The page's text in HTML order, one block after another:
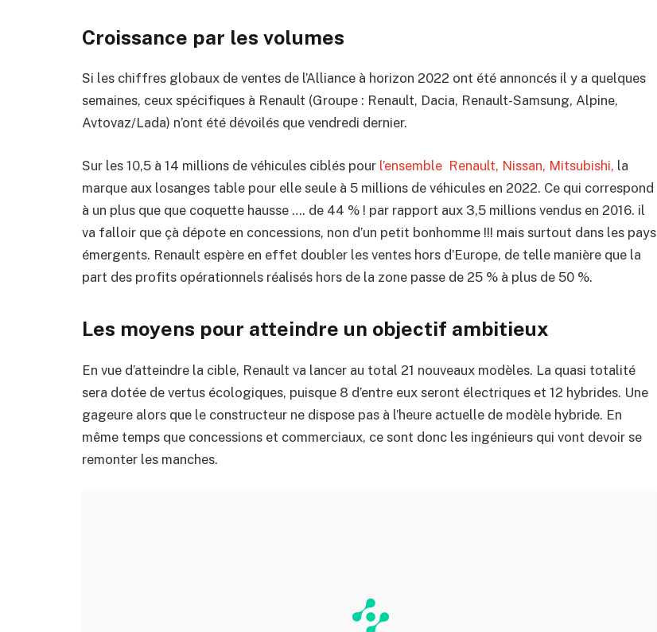
Croissance par les volumes
Si les chiffres globaux de ventes de l’Alliance à horizon 2022 ont été annoncés il y a quelques
semaines, ceux spécifiques à Renault (Groupe : Renault, Dacia, Renault-Samsung, Alpine,
Avtovaz/Lada) n’ont été dévoilés que vendredi dernier.
Sur les 10,5 à 14 millions de véhicules ciblés pour l’ensemble Renault, Nissan, Mitsubishi, la
marque aux losanges table pour elle seule à 5 millions de véhicules en 2022. Ce qui correspond
à un plus que que coquette hausse …. de 44 % ! par rapport aux 3,5 millions vendus en 2016. il
va falloir que çà dépote en concessions, non d’un petit bonhomme !!! mais surtout dans les pays
émergents. Renault espère en effet doubler les ventes hors d’Europe, de telle manière que la
part des profits opérationnels réalisés hors de la zone passe de 25 % à plus de 50 %.
Les moyens pour atteindre un objectif ambitieux
En vue d’atteindre la cible, Renault va lancer au total 21 nouveaux modèles. La quasi totalité
sera dotée de vertus écologiques, puisque 8 d’entre eux seront électriques et 12 hybrides. Une
gageure alors que le constructeur ne dispose pas à l’heure actuelle de modèle hybride. En
même temps que concessions et commerciaux, ce sont donc les ingénieurs qui vont devoir se
remonter les manches.